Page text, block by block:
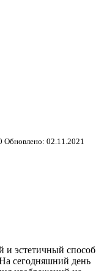
Обновлено: 02.11.2021
эстетичный способ
сегодняшний день